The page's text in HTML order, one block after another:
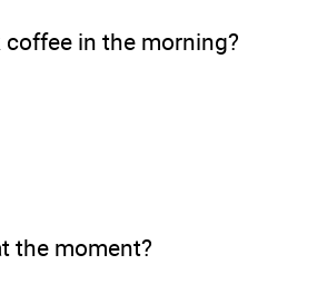
in the morning?
the moment?